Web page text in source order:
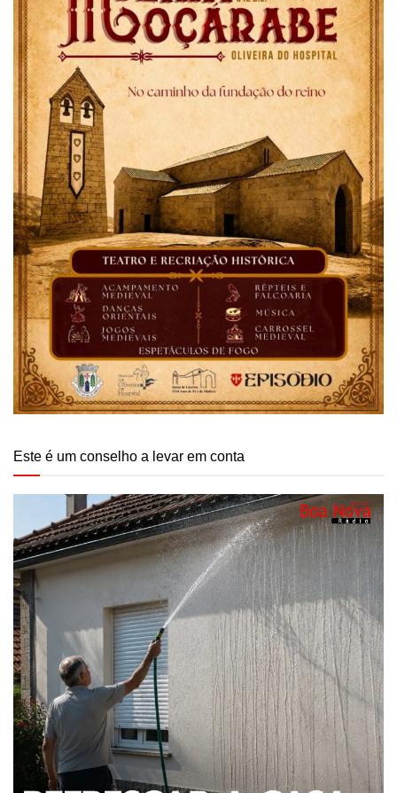
Este é um conselho a levar em conta